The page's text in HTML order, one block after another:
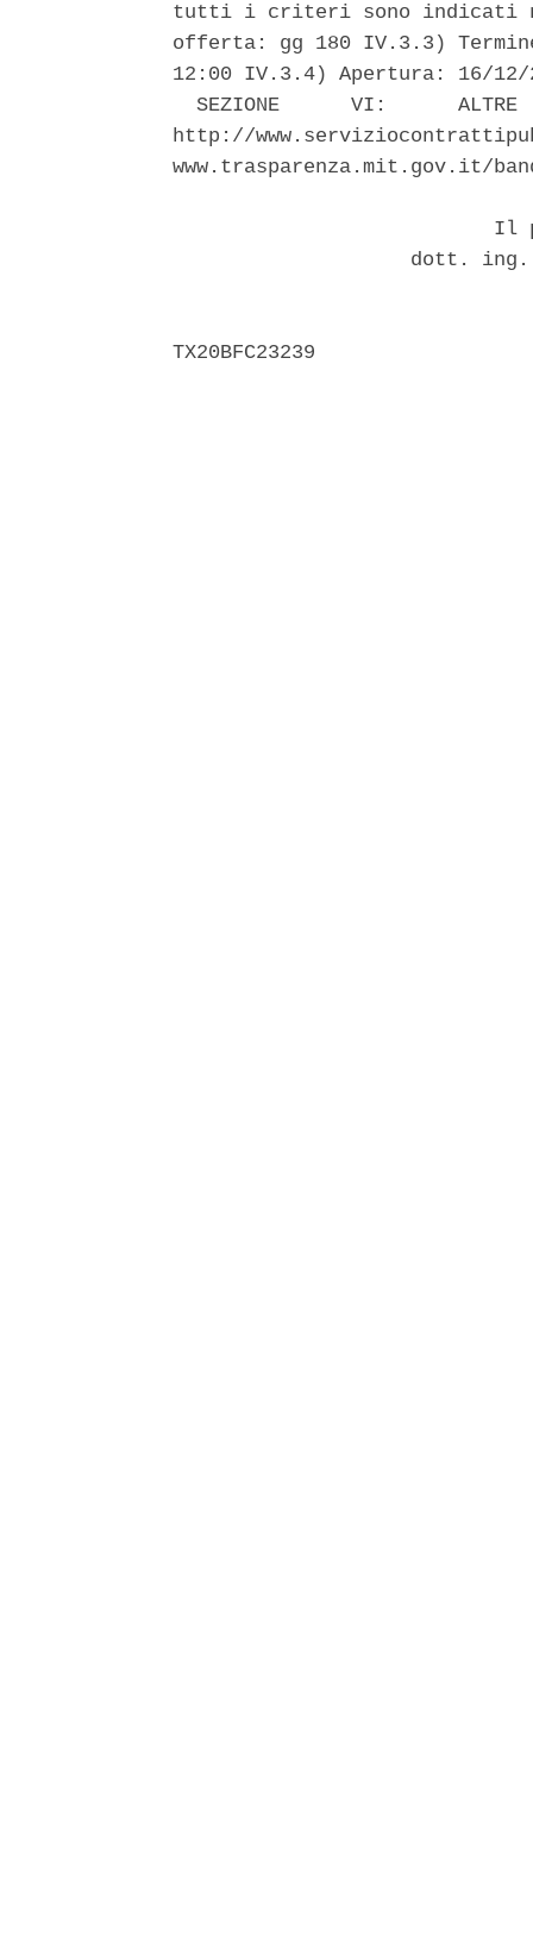
tutti i criteri sono indicati
offerta: gg 180 IV.3.3)
12:00 IV.3.4) Apertura: 16/
SEZIONE      VI:      ALTRE
http://
www.trasparenza.mit.gov.it/
dott.